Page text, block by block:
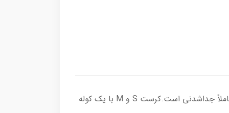
کرست یک هارنس جدید است که تنها 1.98 کیلوگرم وزن دارد (اندازه M). این یک هارنس ریورزابل با یک کوله پشتی کاملاً جداشدنی است.کرست S و M با یک کوله